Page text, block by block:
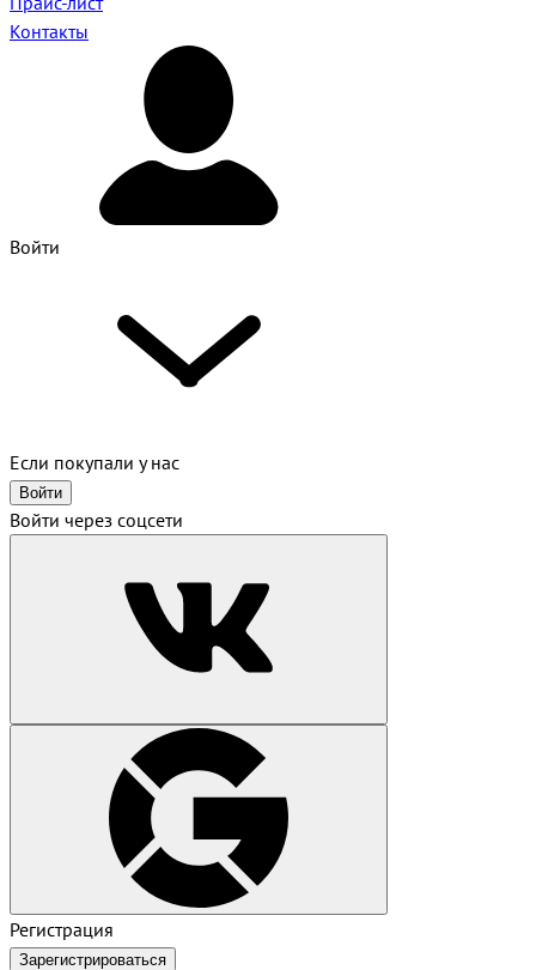
Контакты
Войти
Если покупали у нас
Войти
Войти через соцсети
Регистрация
Зарегистрироваться